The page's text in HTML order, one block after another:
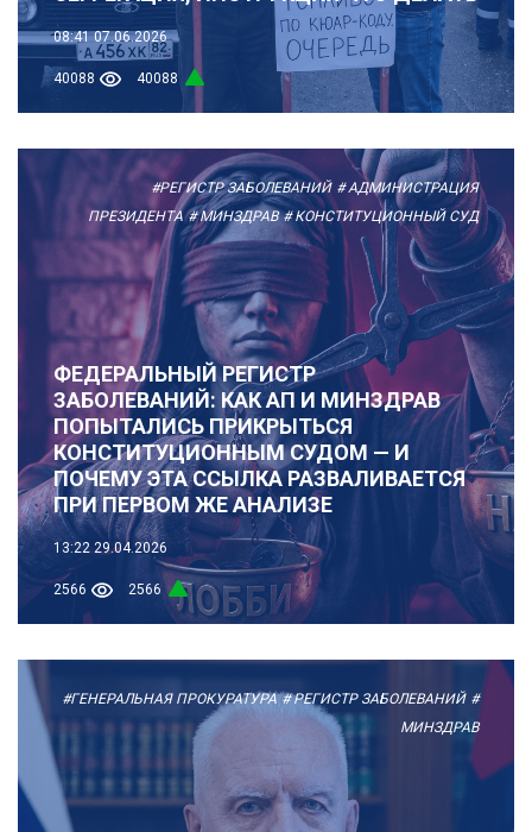
08:41 07.06.2026
40088 40088
#РЕГИСТР ЗАБОЛЕВАНИЙ # АДМИНИСТРАЦИЯ
ПРЕЗИДЕНТА # МИНЗДРАВ # КОНСТИТУЦИОННЫЙ СУД
ФЕДЕРАЛЬНЫЙ РЕГИСТР
ЗАБОЛЕВАНИЙ: КАК АП И МИНЗДРАВ
ПОПЫТАЛИСЬ ПРИКРЫТЬСЯ
КОНСТИТУЦИОННЫМ СУДОМ — И
ПОЧЕМУ ЭТА ССЫЛКА РАЗВАЛИВАЕТСЯ
ПРИ ПЕРВОМ ЖЕ АНАЛИЗЕ
13:22 29.04.2026
2566 2566
#ГЕНЕРАЛЬНАЯ ПРОКУРАТУРА # РЕГИСТР ЗАБОЛЕВАНИЙ #
МИНЗДРАВ